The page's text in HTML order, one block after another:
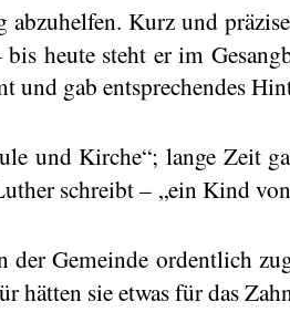
Kurz und
heute steht er im
gab entsprechendes
und Kirche“; lange Zeit
schreibt – „ein Kind
Gemeinde ordentlich
hätten sie etwas für das